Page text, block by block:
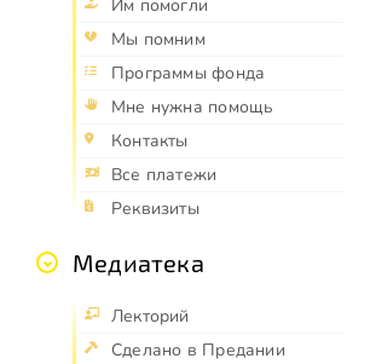
Им помогли
Мы помним
Программы фонда
Мне нужна помощь
Контакты
Все платежи
Реквизиты
Медиатека
Лекторий
Сделано в Предании